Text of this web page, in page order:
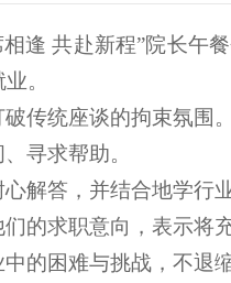
逢 共赴新程”院长
。
传统座谈的拘束氛
寻求帮助。
解答，并结合地学
的求职意向，表示
的困难与挑战，不